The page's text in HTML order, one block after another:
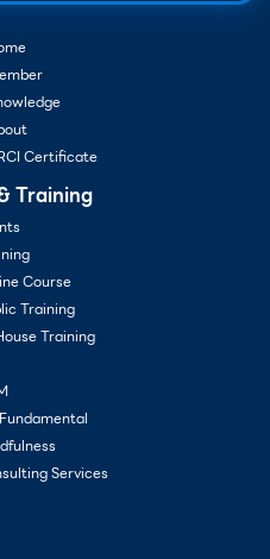
Certificate
Training
Course
Training
Training
Services